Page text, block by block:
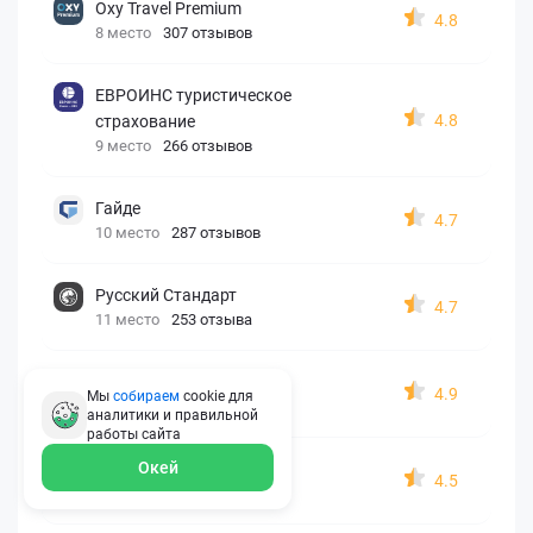
Oxy Travel Premium
8 место 307 отзывов
4.8
ЕВРОИНС туристическое
страхование
9 место 266 отзывов
4.8
Гайде
10 место 287 отзывов
4.7
Русский Стандарт
11 место 253 отзыва
4.7
12 место 162 отзыва
4.9
СберСтрахование
13 место 326 отзывов
4.5
Мы собираем cookie для
аналитики и правильной
работы сайта
Окей